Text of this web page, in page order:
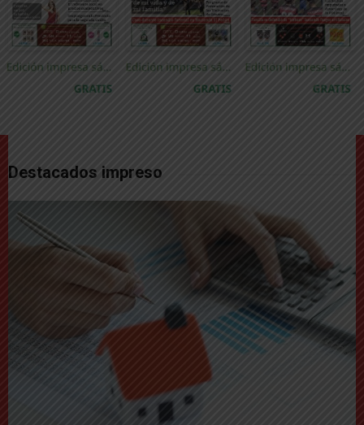
Destacados impreso